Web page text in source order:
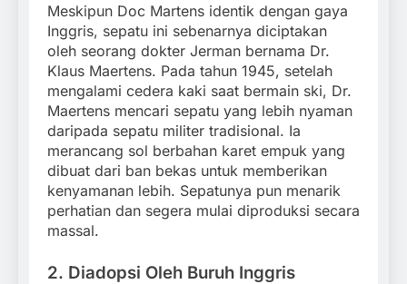
Meskipun Doc Martens identik dengan gaya
Inggris, sepatu ini sebenarnya diciptakan
oleh seorang dokter Jerman bernama Dr.
Klaus Maertens. Pada tahun 1945, setelah
mengalami cedera kaki saat bermain ski, Dr.
Maertens mencari sepatu yang lebih nyaman
daripada sepatu militer tradisional. Ia
merancang sol berbahan karet empuk yang
dibuat dari ban bekas untuk memberikan
kenyamanan lebih. Sepatunya pun menarik
perhatian dan segera mulai diproduksi secara
massal.
2. Diadopsi Oleh Buruh Inggris